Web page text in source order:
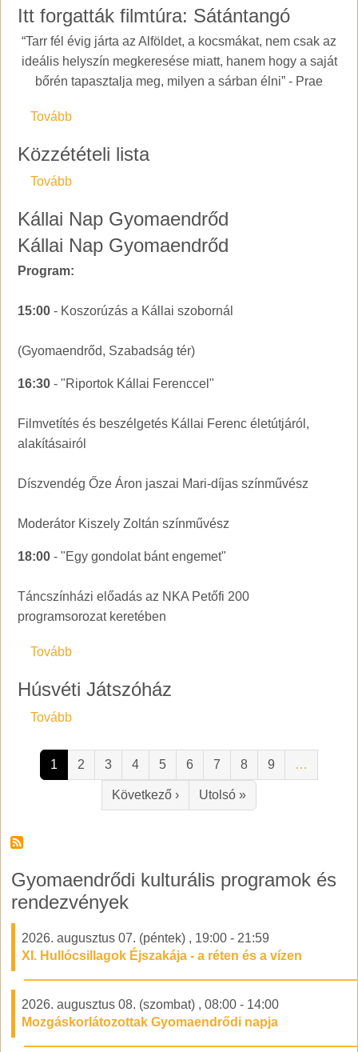
Itt forgatták filmtúra: Sátántangó
“Tarr fél évig járta az Alföldet, a kocsmákat, nem csak az
ideális helyszín megkeresése miatt, hanem hogy a saját
bőrén tapasztalja meg, milyen a sárban élni” - Prae
Tovább(Itt forgatták filmtúra: Sátántangó)
Közzétételi lista
Tovább(Közzétételi lista)
Kállai Nap Gyomaendrőd
Kállai Nap Gyomaendrőd
Program:
15:00 - Koszorúzás a Kállai szobornál
(Gyomaendrőd, Szabadság tér)
16:30 - "Riportok Kállai Ferenccel"
Filmvetítés és beszélgetés Kállai Ferenc életútjáról,
alakításairól
Díszvendég Őze Áron jaszai Mari-díjas színművész
Moderátor Kiszely Zoltán színművész
18:00 - "Egy gondolat bánt engemet"
Táncszínházi előadás az NKA Petőfi 200
programsorozat keretében
Tovább(Kállai Nap Gyomaendrőd)
Húsvéti Játszóház
Tovább(Húsvéti Játszóház)
1
2 3 4 5 6 7 8 9 …
Következő ›Következő oldal
Utolsó »Utolsó oldal
Gyomaendrődi kulturális programok és
rendezvények
2026. augusztus 07. (péntek) , 19:00 - 21:59
XI. Hullócsillagok Éjszakája - a réten és a vízen
2026. augusztus 08. (szombat) , 08:00 - 14:00
Mozgáskorlátozottak Gyomaendrődi napja